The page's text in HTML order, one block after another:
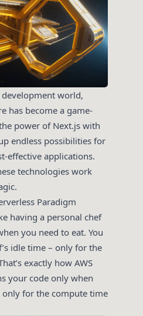
development world,
has become a game-
power of Next.js with
endless possibilities for
effective applications.
technologies work
Paradigm
having a personal chef
you need to eat. You
idle time – only for the
exactly how AWS
your code only when
only for the compute time